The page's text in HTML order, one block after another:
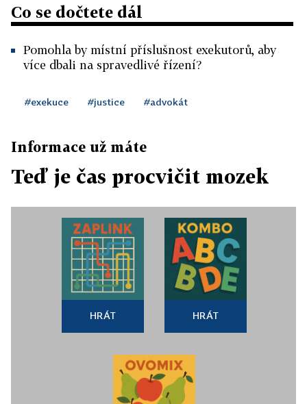
Co se dočtete dál
Pomohla by místní příslušnost exekutorů, aby
více dbali na spravedlivé řízení?
#exekuce #justice #advokát
Informace už máte
Teď je čas procvičit mozek
HRÁT HRÁT